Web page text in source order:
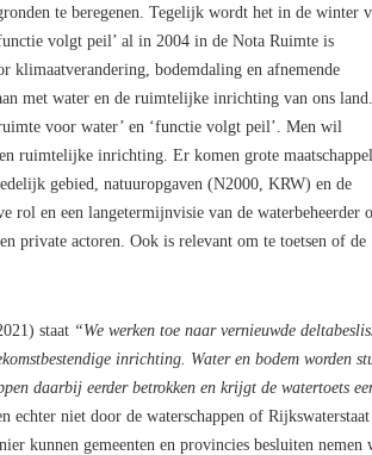
te beregenen. Tegelijk wordt het in de winter
volgt peil’ al in 2004 in de Nota Ruimte is
klimaatverandering, bodemdaling en afnemende
met water en de ruimtelijke inrichting van ons
voor water’ en ‘functie volgt peil’. Men wil
ruimtelijke inrichting. Er komen grote
gebied, natuuropgaven (N2000, KRW) en de
rol en een langetermijnvisie van de waterbeheerder
private actoren. Ook is relevant om te toetsen of de
staat “We werken toe naar vernieuwde
inrichting. Water en bodem worden
daarbij eerder betrokken en krijgt de watertoets
echter niet door de waterschappen of Rijkswaterstaat
kunnen gemeenten en provincies besluiten nemen